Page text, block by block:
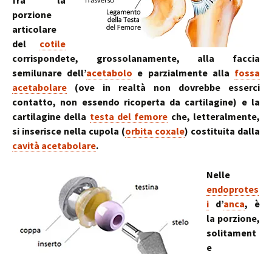
porzione
articolare
del cotile
corrispondete, grossolanamente, alla faccia
semilunare dell’acetabolo e parzialmente alla fossa
acetabolare (ove in realtà non dovrebbe esserci
contatto, non essendo ricoperta da cartilagine) e la
cartilagine della testa del femore che, letteralmente,
si inserisce nella cupola (orbita coxale) costituita dalla
cavità acetabolare.
Nelle
endoprotes
i d’anca, è
la porzione,
solitament
e